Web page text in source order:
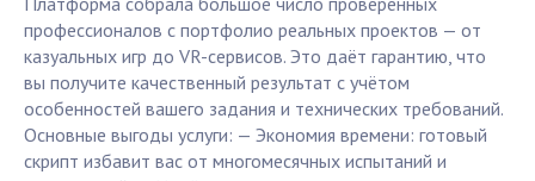
профессионалов с портфолио реальных проектов — от
казуальных игр до VR-сервисов. Это даёт гарантию, что
вы получите качественный результат с учётом
особенностей вашего задания и технических требований.
Основные выгоды услуги: — Экономия времени: готовый
скрипт избавит вас от многомесячных испытаний и